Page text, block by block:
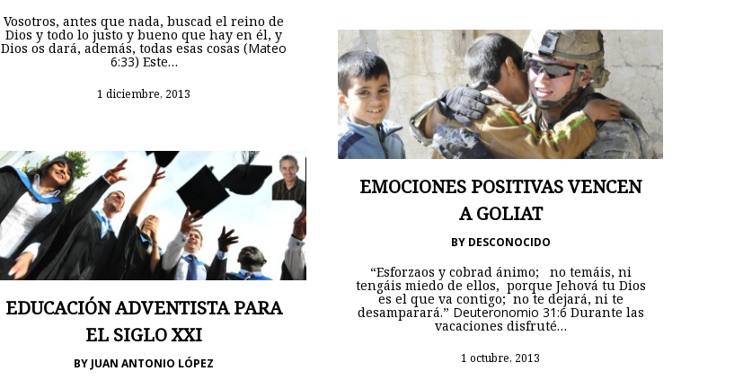
Vosotros, antes que nada, buscad el reino de
Dios y todo lo justo y bueno que hay en él, y
Dios os dará, además, todas esas cosas (Mateo
6:33) Este…
1 diciembre, 2013
EMOCIONES POSITIVAS VENCEN
A GOLIAT
BY DESCONOCIDO
“Esforzaos y cobrad ánimo; no temáis, ni
tengáis miedo de ellos, porque Jehová tu Dios
es el que va contigo; no te dejará, ni te
desamparará.” Deuteronomio 31:6 Durante las
vacaciones disfruté…
1 octubre, 2013
EDUCACIÓN ADVENTISTA PARA
EL SIGLO XXI
BY JUAN ANTONIO LÓPEZ